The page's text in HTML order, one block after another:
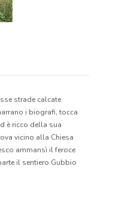
strade calcate
i biografi, tocca
è ricco della sua
vicino alla Chiesa
ammansì il feroce
il sentiero Gubbio